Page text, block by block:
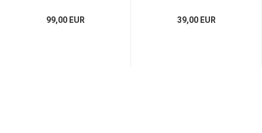
99,00 EUR 39,00 EUR